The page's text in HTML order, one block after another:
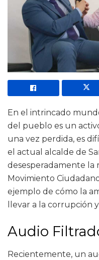
En el intrincado
del pueblo es un
una vez perdida, es
el actual alcalde de
desesperadamente la
Movimiento
ejemplo de cómo la
llevar a la corrupción
Audio
Recientemente, un